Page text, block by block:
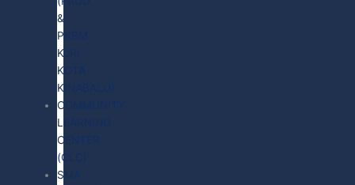
&
PKBM
KJRI
KOTA
KINABALU)
COMMUNITY
LEARNING
CENTER
(CLC)
SMA